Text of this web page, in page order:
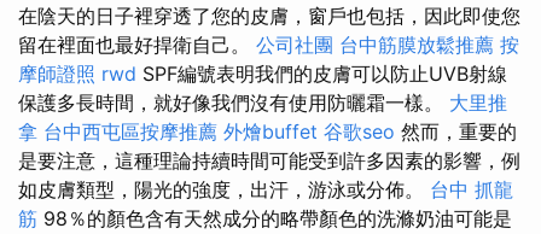
在陰天的日子裡穿透了您的皮膚，窗戶也包括，因此即使您
留在裡面也最好捍衛自己。 公司社團 台中筋膜放鬆推薦 按
摩師證照 rwd SPF編號表明我們的皮膚可以防止UVB射線
保護多長時間，就好像我們沒有使用防曬霜一樣。 大里推
拿 台中西屯區按摩推薦 外燴buffet 谷歌seo 然而，重要的
是要注意，這種理論持續時間可能受到許多因素的影響，例
如皮膚類型，陽光的強度，出汗，游泳或分佈。 台中 抓龍
筋 98％的顏色含有天然成分的略帶顏色的洗滌奶油可能是